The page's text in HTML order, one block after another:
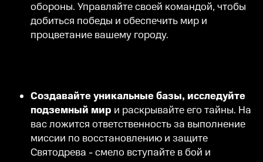
обороны. Управляйте своей командой, чтобы
добиться победы и обеспечить мир и
процветание вашему городу.
Создавайте уникальные базы, исследуйте
подземный мир и раскрывайте его тайны. На
вас ложится ответственность за выполнение
миссии по восстановлению и защите
Святодрева - смело вступайте в бой и